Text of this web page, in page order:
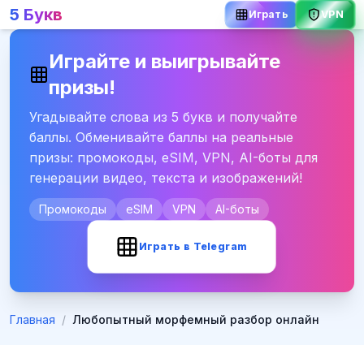
5 Букв Играть VPN
Играйте и выигрывайте
призы!
Угадывайте слова из 5 букв и получайте
баллы. Обменивайте баллы на реальные
призы: промокоды, eSIM, VPN, AI-боты для
генерации видео, текста и изображений!
Промокоды eSIM VPN AI-боты
Играть в Telegram
Главная / Любопытный морфемный разбор онлайн